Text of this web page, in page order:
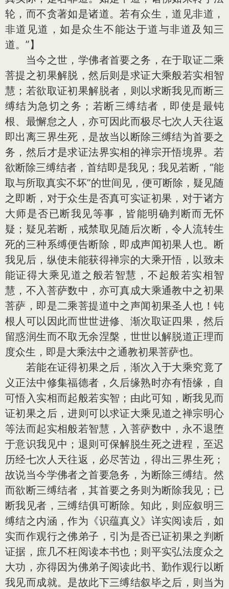
轮，而不贪著如是诸道。若有众生，道见非道，
非道见道，如是众生不能达于道与非道及知三
道。”】
当今之世，学佛者首要之务，在于取证二乘
菩提之初果解脱，然后则是求证大乘般若实相智
慧；若欲取证初果解脱者，则以求断我见而断三
缚结为急切之务；若断三缚结者，即使是最钝
根、最懈怠之人，亦可因此而极尽七次人天往返
即出离三界生死，是故当以断除三缚结为首要之
务，然后才是求证法界实相的禅宗开悟境界。若
欲断除三缚结者，首结即是我见；我见若断，“能
取与所取真实不坏”的世间见，便可断除，疑见随
之即断，对于众生是否真可实证初果，对于诸方
大师是否已断我见等事，皆能明确判断而无怀
疑；疑见若断，戒禁取见随后次断，令人流转生
死的三种系缚便告断除，即成声闻初果人也。断
我见后，纵使未能获得禅宗的大乘开悟，以致未
能证得大乘见道之般若智慧，不起般若实相智
慧，不入菩萨数中，亦可真成大乘通教中之初果
菩萨，即是二乘菩提道中之声闻初果圣人也！钝
根人可以因此而世世进修、渐次取证四果，然后
留惑润生而不取无余涅槃，世世以解脱道正理而
度众生，即是大乘法中之通教初果菩萨也。
若能在证得初果之后，渐次入于大乘究竟了
义正法中修集福德者，久后缘熟时亦有悟缘，自
可悟入实相而起般若实智；由此可知，断我见而
证初果之后，进则可以求证大乘见道之禅宗明心
等法而起实相般若智慧，入菩萨数中，永不退堕
于意识我见中；退则可保解脱生死之进程，至迟
历经七次人天往返，必尽苦边，得出三界生死；
故说当今学佛者之首要急务，为断除三缚结。然
而欲断三缚结者，其首要之务则为断除我见；已
断我见者，三缚结俱可断除。知此，则应叙明三
缚结之内涵，作为《识蕴真义》详实阅读后，如
实而作观行之佛弟子，引为是否已证初果之判断
证据，庶几不枉阅读本书也；则平实弘法度众之
大功，亦得因为佛弟子阅读此书、勤作观行以断
我见而成就。是故此下三缚结叙毕之后，则当为